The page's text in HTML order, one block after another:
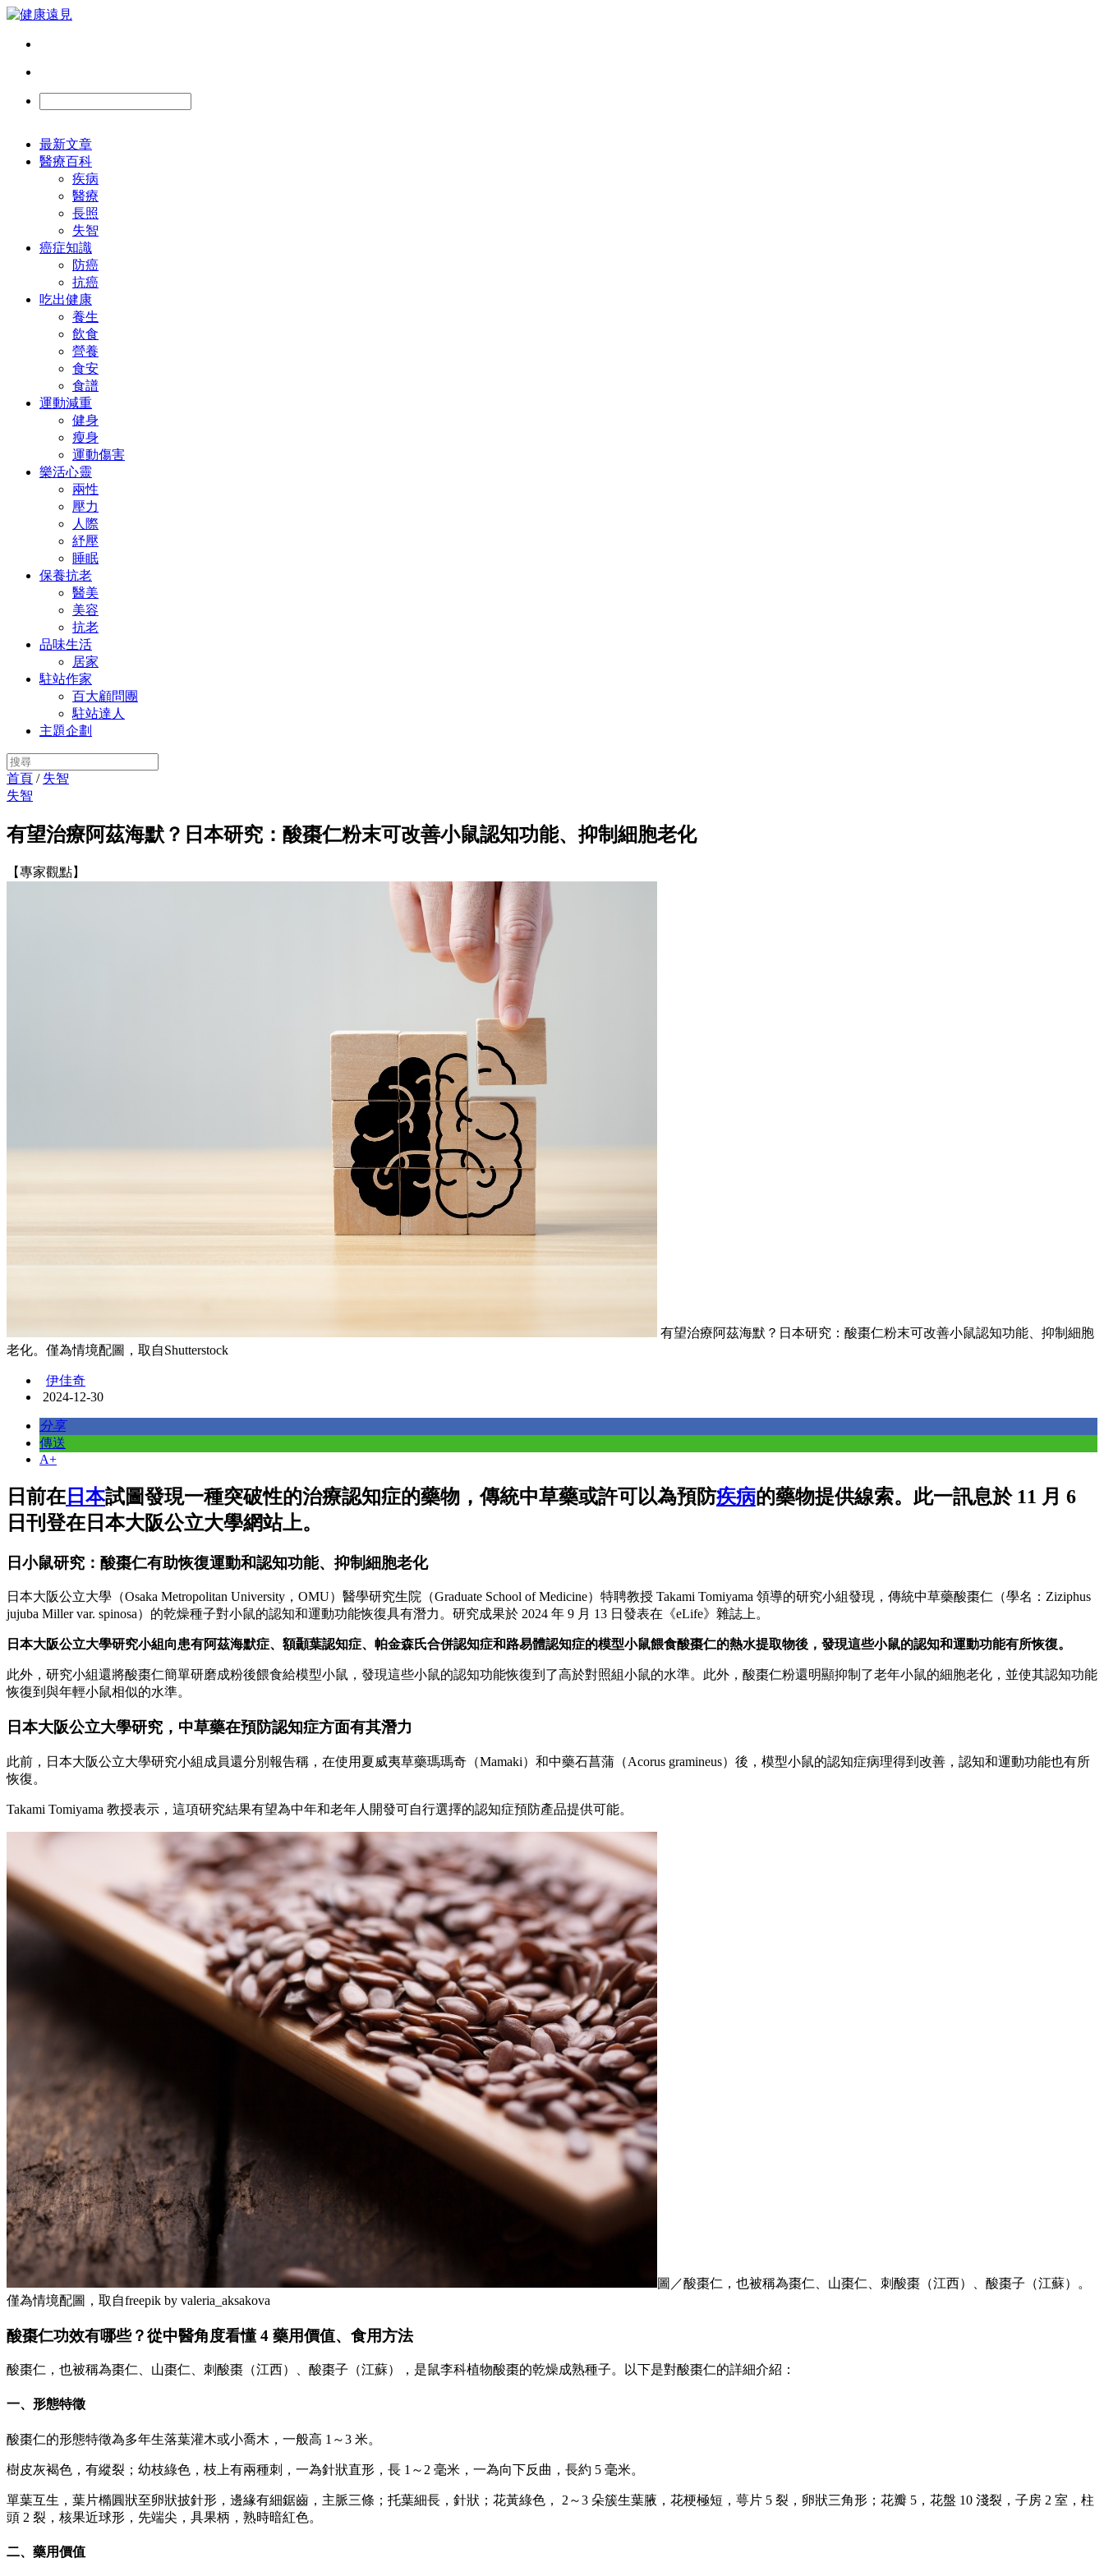
最新文章
醫療百科
疾病
醫療
長照
失智
癌症知識
防癌
抗癌
吃出健康
養生
飲食
營養
食安
食譜
運動減重
健身
瘦身
運動傷害
樂活心靈
兩性
壓力
人際
紓壓
睡眠
保養抗老
醫美
美容
抗老
品味生活
居家
駐站作家
百大顧問團
駐站達人
主題企劃
首頁 / 失智
失智
有望治療阿茲海默？日本研究：酸棗仁粉末可改善小鼠認知功能、抑制細胞老化
【專家觀點】
有望治療阿茲海默？日本研究：酸棗仁粉末可改善小鼠認知功能、抑制細胞
老化。僅為情境配圖，取自Shutterstock
伊佳奇
2024-12-30
分享
傳送
A+
日前在 日本試圖發現一種突破性的治療認知症的藥物，傳統中草藥或許可以為預防疾病的藥物提供線索。此一訊息於 11 月 6
日刊登在日本大阪公立大學網站上。
日小鼠研究：酸棗仁有助恢復運動和認知功能、抑制細胞老化
日本大阪公立大學（Osaka Metropolitan University，OMU）醫學研究生院（Graduate School of Medicine）特聘教授 Takami Tomiyama 領導的研究小組發現，傳統中草藥酸棗仁（學名：Ziziphus
jujuba Miller var. spinosa）的乾燥種子對小鼠的認知和運動功能恢復具有潛力。研究成果於 2024 年 9 月 13 日發表在《eLife》雜誌上。
日本大阪公立大學研究小組向患有阿茲海默症、額顳葉認知症、帕金森氏合併認知症和路易體認知症的模型小鼠餵食酸棗仁的熱水提取物後，發現這些小鼠的認知和運動功能有所恢復。
此外，研究小組還將酸棗仁簡單研磨成粉後餵食給模型小鼠，發現這些小鼠的認知功能恢復到了高於對照組小鼠的水準。此外，酸棗仁粉還明顯抑制了老年小鼠的細胞老化，並使其認知功能
恢復到與年輕小鼠相似的水準。
日本大阪公立大學研究，中草藥在預防認知症方面有其潛力
此前，日本大阪公立大學研究小組成員還分別報告稱，在使用夏威夷草藥瑪瑪奇（Mamaki）和中藥石菖蒲（Acorus gramineus）後，模型小鼠的認知症病理得到改善，認知和運動功能也有所
恢復。
Takami Tomiyama 教授表示，這項研究結果有望為中年和老年人開發可自行選擇的認知症預防產品提供可能。
圖／酸棗仁，也被稱為棗仁、山棗仁、刺酸棗（江西）、酸棗子（江蘇）。
僅為情境配圖，取自freepik by valeria_aksakova
酸棗仁功效有哪些？從中醫角度看懂 4 藥用價值、食用方法
酸棗仁，也被稱為棗仁、山棗仁、刺酸棗（江西）、酸棗子（江蘇），是鼠李科植物酸棗的乾燥成熟種子。以下是對酸棗仁的詳細介紹：
一、形態特徵
酸棗仁的形態特徵為多年生落葉灌木或小喬木，一般高 1～3 米。
樹皮灰褐色，有縱裂；幼枝綠色，枝上有兩種刺，一為針狀直形，長 1～2 毫米，一為向下反曲，長約 5 毫米。
單葉互生，葉片橢圓狀至卵狀披針形，邊緣有細鋸齒，主脈三條；托葉細長，針狀；花黃綠色， 2～3 朵簇生葉腋，花梗極短，萼片 5 裂，卵狀三角形；花瓣 5，花盤 10 淺裂，子房 2 室，柱
頭 2 裂，核果近球形，先端尖，具果柄，熟時暗紅色。
二、藥用價值